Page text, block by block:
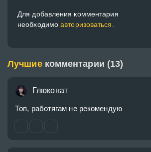
Для добавления комментария
необходимоавторизоваться.
Лучшие комментарии (13)
Глюконат
Топ, работягам не рекомендую